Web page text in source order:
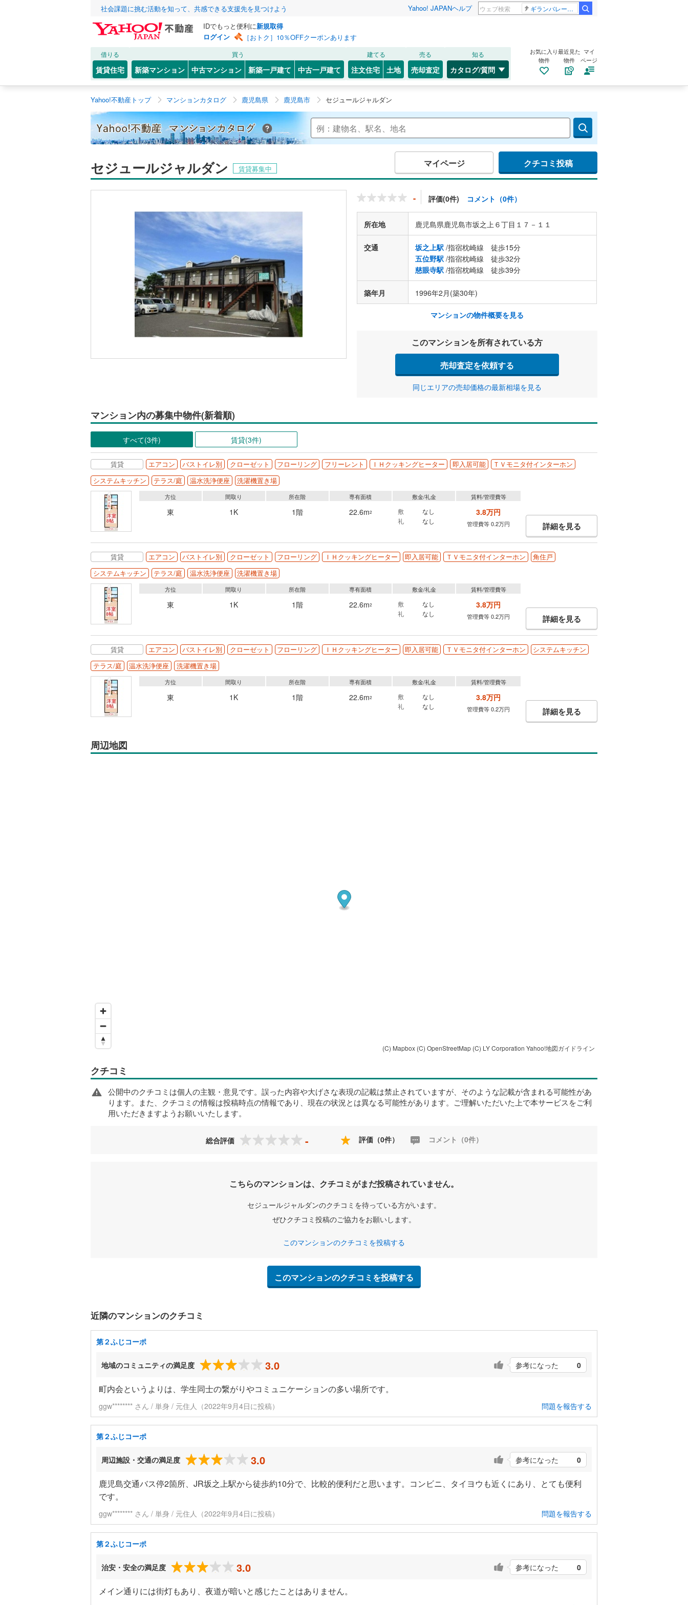
社会課題に挑む活動を知って、共感できる支援先を見つけよう Yahoo! JAPANヘルプ ギランバレー症候群
IDでもっと便利に新規取得
ログイン
［おトク］10％OFFクーポンあります
借りる
賃貸住宅
買う
新築マンション 中古マンション 新築一戸建て 中古一戸建て
建てる
注文住宅 土地
売る
売却査定
知る
カタログ/質問
お気に入り
物件
最近見た
物件
マイ
ページ
Yahoo!不動産トップ マンションカタログ 鹿児島県 鹿児島市 セジュールジャルダン
Yahoo!不動産 マンションカタログ
セジュールジャルダン 賃貸募集中 マイページ クチコミ投稿
- 評価(0件) コメント（0件）
所在地 鹿児島県鹿児島市坂之上６丁目１７－１１
交通 坂之上駅 /指宿枕崎線 徒歩15分
五位野駅 /指宿枕崎線 徒歩32分
慈眼寺駅 /指宿枕崎線 徒歩39分
築年月 1996年2月(築30年)
マンションの物件概要を見る
このマンションを所有されている方
売却査定を依頼する
同じエリアの売却価格の最新相場を見る
マンション内の募集中物件(新着順)
すべて(3件) 賃貸(3件)
賃貸 エアコン バストイレ別 クローゼット フローリング フリーレント ＩＨクッキングヒーター 即入居可能
ＴＶモニタ付インターホン
システムキッチン
テラス/庭 温水洗浄便座 洗濯機置き場
賃料/管理費等
3.8万円
管理費等 0.2万円
敷金/礼金
敷
なし
礼
なし
専有面積
22.6m2
所在階
1階
間取り
1K
方位
東
詳細を見る
賃貸 エアコン バストイレ別 クローゼット フローリング ＩＨクッキングヒーター 即入居可能 ＴＶモニタ付インターホン
角住戸
システムキッチン
テラス/庭 温水洗浄便座 洗濯機置き場
賃料/管理費等
3.8万円
管理費等 0.2万円
敷金/礼金
敷
なし
礼
なし
専有面積
22.6m2
所在階
1階
間取り
1K
方位
東
詳細を見る
賃貸 エアコン バストイレ別 クローゼット フローリング ＩＨクッキングヒーター 即入居可能 ＴＶモニタ付インターホン
システムキッチン
テラス/庭
温水洗浄便座 洗濯機置き場
賃料/管理費等
3.8万円
管理費等 0.2万円
敷金/礼金
敷
なし
礼
なし
専有面積
22.6m2
所在階
1階
間取り
1K
方位
東
詳細を見る
周辺地図
(C) Mapbox (C) OpenStreetMap (C) LY Corporation Yahoo!地図ガイドライン
クチコミ
公開中のクチコミは個人の主観・意見です。誤った内容や大げさな表現の記載は禁止されていますが、そのような記載が含まれる可能性があ
ります。また、クチコミの情報は投稿時点の情報であり、現在の状況とは異なる可能性があります。ご理解いただいた上で本サービスをご利
用いただきますようお願いいたします。
総合評価 - 評価（0件） コメント（0件）
こちらのマンションは、クチコミがまだ投稿されていません。
セジュールジャルダンのクチコミを待っている方がいます。
ぜひクチコミ投稿のご協力をお願いします。
このマンションのクチコミを投稿する
このマンションのクチコミを投稿する
近隣のマンションのクチコミ
第２ふじコーポ
地域のコミュニティの満足度 3.0 参考になった 0
町内会というよりは、学生同士の繋がりやコミュニケーションの多い場所です。
ggw******** さん / 単身 / 元住人（2022年9月4日に投稿） 問題を報告する
第２ふじコーポ
周辺施設・交通の満足度 3.0 参考になった 0
鹿児島交通バス停2箇所、JR坂之上駅から徒歩約10分で、比較的便利だと思います。コンビニ、タイヨウも近くにあり、とても便利
です。
ggw******** さん / 単身 / 元住人（2022年9月4日に投稿） 問題を報告する
第２ふじコーポ
治安・安全の満足度 3.0 参考になった 0
メイン通りには街灯もあり、夜道が暗いと感じたことはありません。